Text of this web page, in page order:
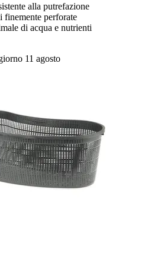
alla putrefazione
finemente perforate
di acqua e nutrienti
11 agosto